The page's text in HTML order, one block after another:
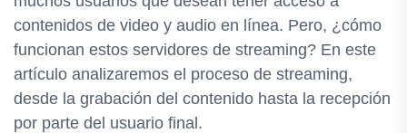
contenidos de video y audio en línea. Pero, ¿cómo
funcionan estos servidores de streaming? En este
artículo analizaremos el proceso de streaming,
desde la grabación del contenido hasta la recepción
por parte del usuario final.